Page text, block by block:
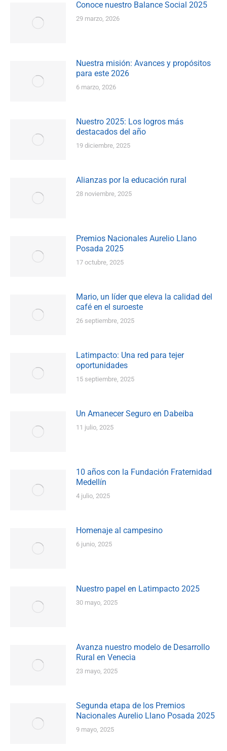
Conoce nuestro Balance Social 2025
29 marzo, 2026
Nuestra misión: Avances y propósitos
para este 2026
6 marzo, 2026
Nuestro 2025: Los logros más
destacados del año
19 diciembre, 2025
Alianzas por la educación rural
28 noviembre, 2025
Premios Nacionales Aurelio Llano
Posada 2025
17 octubre, 2025
Mario, un líder que eleva la calidad del
café en el suroeste
26 septiembre, 2025
Latimpacto: Una red para tejer
oportunidades
15 septiembre, 2025
Un Amanecer Seguro en Dabeiba
11 julio, 2025
10 años con la Fundación Fraternidad
Medellín
4 julio, 2025
Homenaje al campesino
6 junio, 2025
Nuestro papel en Latimpacto 2025
30 mayo, 2025
Avanza nuestro modelo de Desarrollo
Rural en Venecia
23 mayo, 2025
Segunda etapa de los Premios
Nacionales Aurelio Llano Posada 2025
9 mayo, 2025